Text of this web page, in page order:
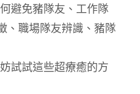
避免豬隊友 、 工作隊
、 職場隊友辨識 、 豬隊
試試這些超療癒的方